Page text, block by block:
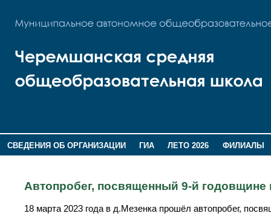
СВЕДЕНИЯ ОБ ОРГАНИЗАЦИИ ГИА ЛЕТО 2026
ФИЛИАЛЫ
Автопробег, посвященный 9-й
18 марта 2023 года в д.Мезенка прошёл автопробег,